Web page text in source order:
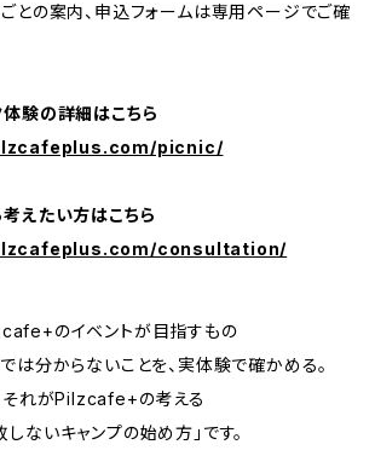
との案内、申込フォームは専用ページでご確
験の詳細はこちら
picnic/
えたい方はこちら
consultation/
のイベントが目指すもの
は分からないことを、実体験で確かめる。
それがPilzcafe+の考える
しないキャンプの始め方」です。